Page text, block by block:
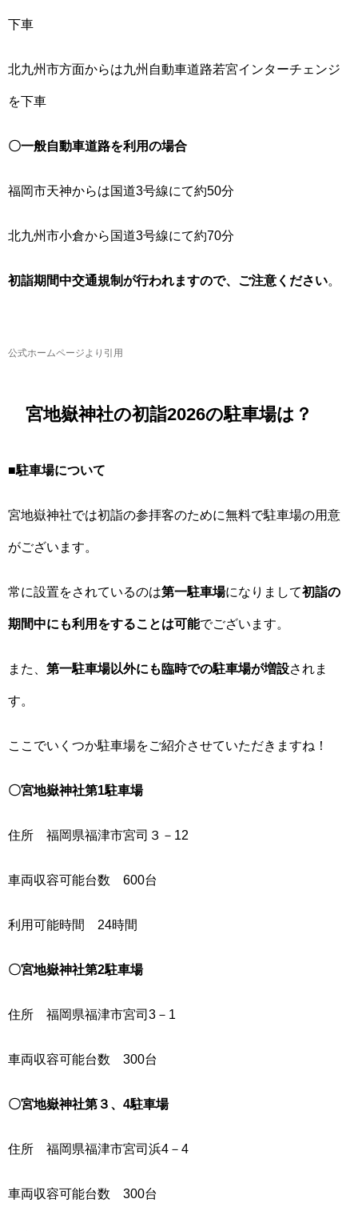
下車
北九州市方面からは九州自動車道路若宮インターチェンジ
を下車
〇一般自動車道路を利用の場合
福岡市天神からは国道3号線にて約50分
北九州市小倉から国道3号線にて約70分
初詣期間中交通規制が行われますので、ご注意ください
公式ホームページより引用
宮地嶽神社の初詣2026の駐車場は？
■駐車場について
宮地嶽神社では初詣の参拝客のために無料で駐車場の用意
がございます。
常に設置をされているのは第一駐車場になりまして初詣の
期間中にも利用をすることは可能でございます。
また、 第一駐車場以外にも臨時での駐車場が増設されま
す。
ここでいくつか駐車場をご紹介させていただきますね！
〇宮地嶽神社第1駐車場
住所 福岡県福津市宮司３－12
車両収容可能台数 600台
利用可能時間 24時間
〇宮地嶽神社第2駐車場
住所 福岡県福津市宮司3－1
車両収容可能台数 300台
〇宮地嶽神社第３、4駐車場
住所 福岡県福津市宮司浜4－4
車両収容可能台数 300台